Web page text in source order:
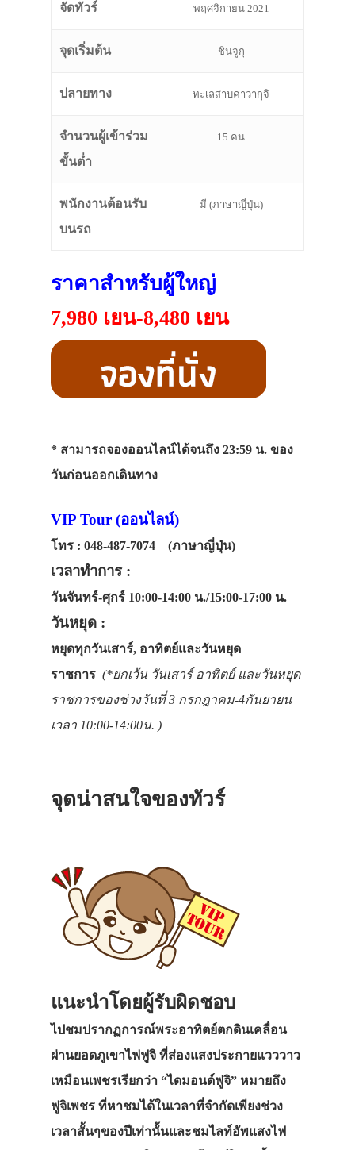
จัดทัวร์
พฤศจิกายน 2021
จุดเริ่มต้น ชินจูกุ
ปลายทาง ทะเลสาบคาวากุจิ
จำนวนผู้เข้าร่วม
ขั้นต่ำ
15 คน
พนักงานต้อนรับ
บนรถ
มี (ภาษาญี่ปุ่น)
ราคาสำหรับผู้ใหญ่
7,980 เยน-8,480 เยน
* สามารถจองออนไลน์ได้จนถึง 23:59 น. ของ
วันก่อนออกเดินทาง
VIP Tour (ออนไลน์)
โทร : 048-487-7074 (ภาษาญี่ปุ่น)
เวลาทำการ :
วันจันทร์-ศุกร์ 10:00-14:00 น./15:00-17:00 น.
วันหยุด :
หยุดทุกวันเสาร์, อาทิตย์และวันหยุด
ราชการ (*ยกเว้น วันเสาร์ อาทิตย์ และวันหยุด
ราชการของช่วงวันที่ 3 กรกฎาคม-4กันยายน
เวลา 10:00-14:00น. )
จุดน่าสนใจของทัวร์
แนะนำโดยผู้รับผิดชอบ
ไปชมปรากฏการณ์พระอาทิตย์ตกดินเคลื่อน
ผ่านยอดภูเขาไฟฟูจิ ที่ส่องแสงประกายแวววาว
เหมือนเพชรเรียกว่า “ไดมอนด์ฟูจิ” หมายถึง
ฟูจิเพชร ที่หาชมได้ในเวลาที่จำกัดเพียงช่วง
เวลาสั้นๆของปีเท่านั้นและชมไลท์อัพแสงไฟ